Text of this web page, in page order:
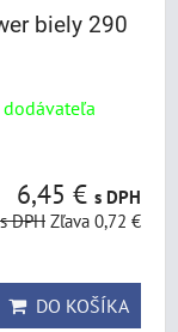
biely 290
6,45 € s DPH
s DPH Zľava 0,72 €
DO KOŠÍKA